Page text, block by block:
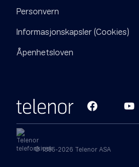
Personvern
Informasjonskapsler (Cookies)
Åpenhetsloven
© 1855-2026 Telenor ASA